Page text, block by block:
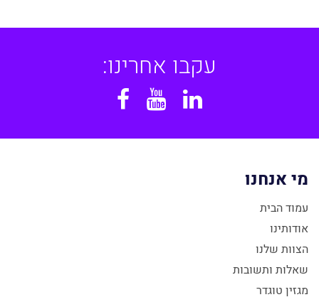
עקבו אחרינו:
Linkedin
YouTube
מי אנחנו
עמוד הבית
אודותינו
הצוות שלנו
שאלות ותשובות
מגזין טוגדר